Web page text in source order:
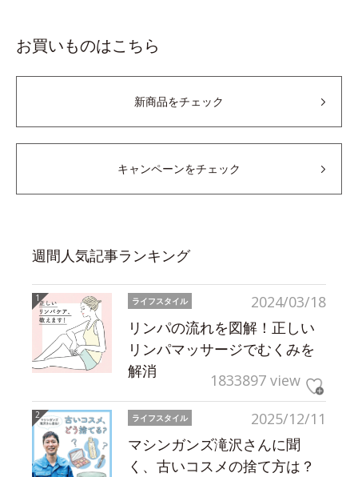
お買いものはこちら
新商品をチェック
キャンペーンをチェック
週間人気記事ランキング
2024/03/18
ライフスタイル
リンパの流れを図解！正しい
リンパマッサージでむくみを
解消
1833897 view
2025/12/11
ライフスタイル
マシンガンズ滝沢さんに聞
く、古いコスメの捨て方は？